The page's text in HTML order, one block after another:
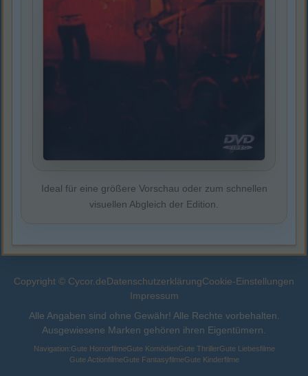
Ideal für eine größere Vorschau oder zum schnellen
visuellen Abgleich der Edition.
Copyright © Cycor.deDatenschutzerklärungCookie-Einstellungen
Impressum
Alle Angaben sind ohne Gewähr! Alle Rechte vorbehalten.
Ausgewiesene Marken gehören ihren Eigentümern.
Navigation:Gute HorrorfilmeGute KomödienGute ThrillerGute Liebesfilme
Gute ActionfilmeGute FantasyfilmeGute Kinderfilme